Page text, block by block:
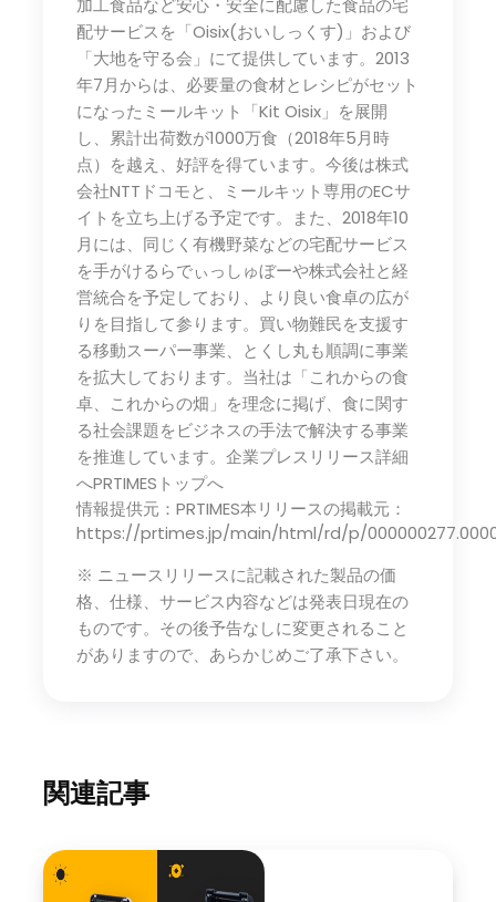
配サービスを「Oisix(おいしっくす)」および
「大地を守る会」にて提供しています。2013
年7月からは、必要量の食材とレシピがセット
になったミールキット「Kit Oisix」を展開
し、累計出荷数が1000万食（2018年5月時
点）を越え、好評を得ています。今後は株式
会社NTTドコモと、ミールキット専用のECサ
イトを立ち上げる予定です。また、2018年10
月には、同じく有機野菜などの宅配サービス
を手がけるらでぃっしゅぼーや株式会社と経
営統合を予定しており、より良い食卓の広が
りを目指して参ります。買い物難民を支援す
る移動スーパー事業、とくし丸も順調に事業
を拡大しております。当社は「これからの食
卓、これからの畑」を理念に掲げ、食に関す
る社会課題をビジネスの手法で解決する事業
を推進しています。企業プレスリリース詳細
へPRTIMESトップへ
情報提供元：PRTIMES本リリースの掲載元：
https://prtimes.jp/main/html/rd/p/
※ ニュースリリースに記載された製品の価
格、仕様、サービス内容などは発表日現在の
ものです。その後予告なしに変更されること
がありますので、あらかじめご了承下さい。
関連記事